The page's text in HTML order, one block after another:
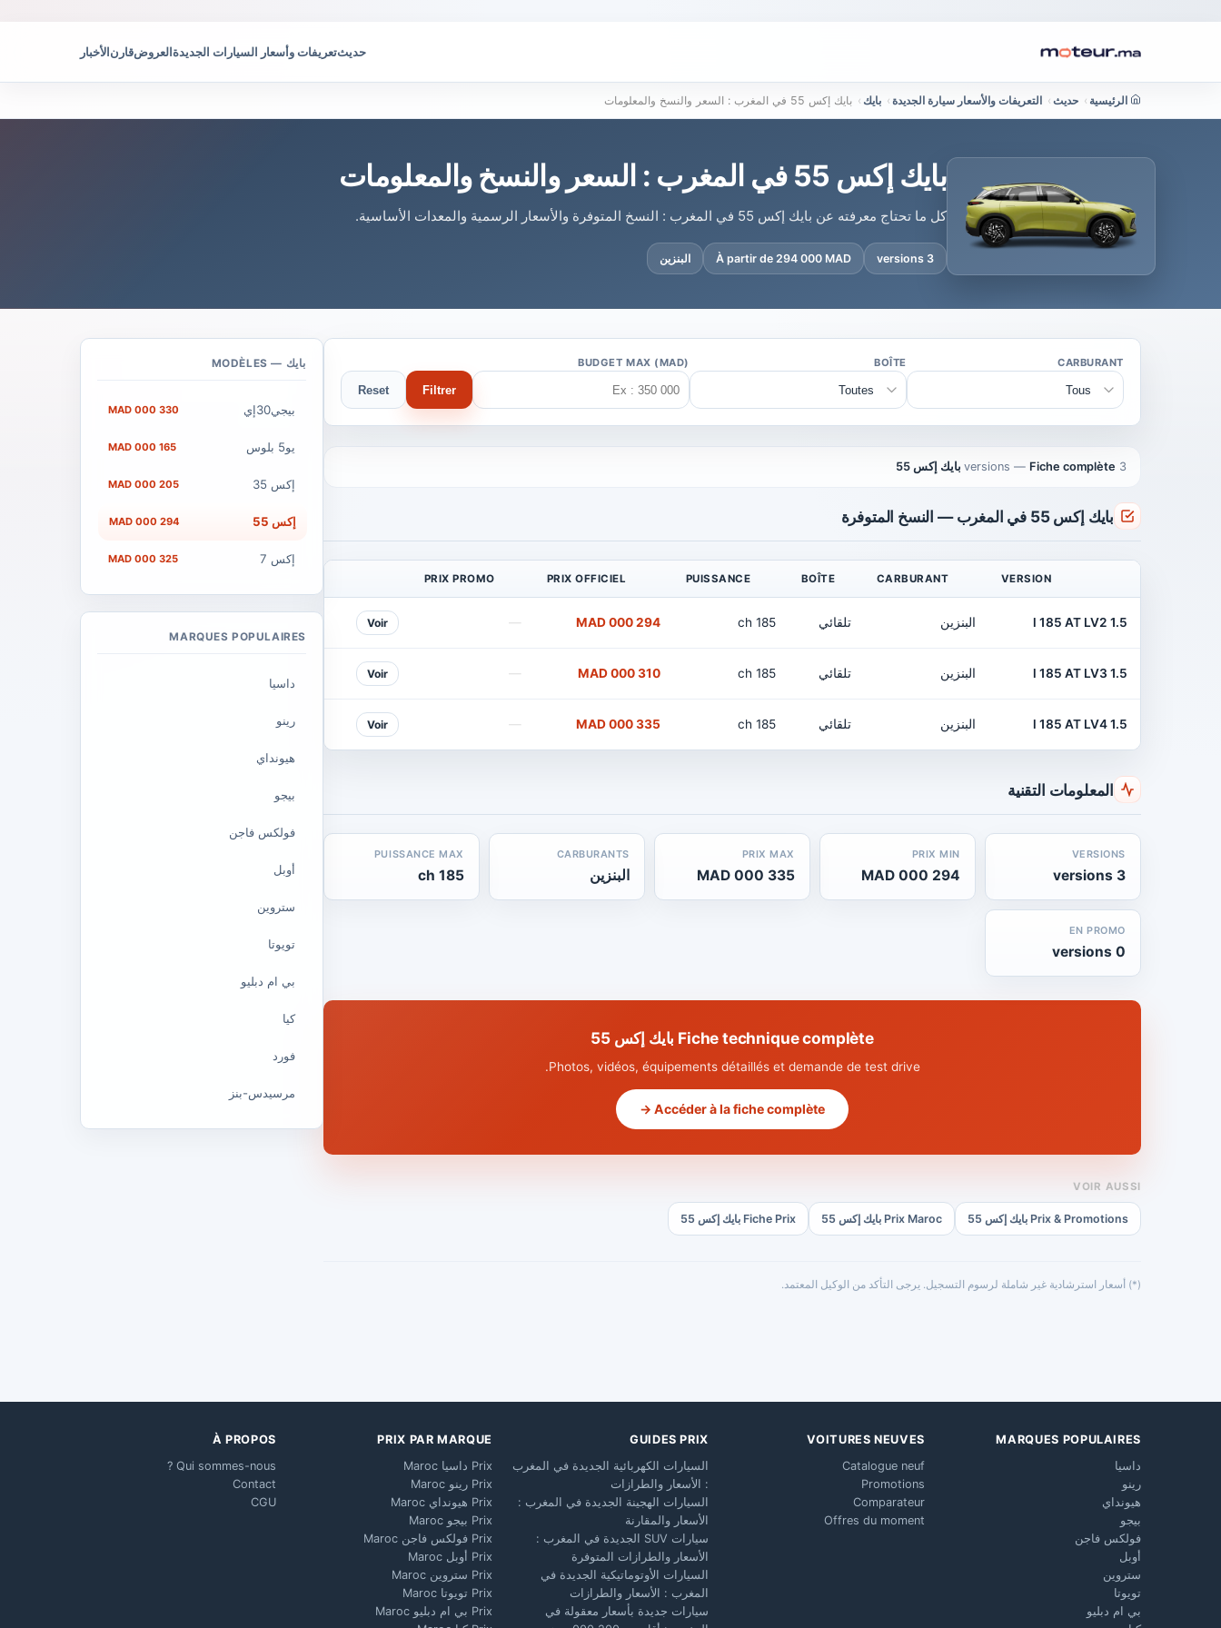
حديثتعريفات وأسعار السيارات الجديدةالعروضقارنالأخبار
الرئيسية › حديث › التعريفات والأسعار سيارة الجديدة › بايك › بايك إكس 55 في المغرب : السعر والنسخ والمعلومات
بايك إكس 55 في المغرب : السعر والنسخ والمعلومات
كل ما تحتاج معرفته عن بايك إكس 55 في المغرب : النسخ المتوفرة والأسعار الرسمية والمعدات الأساسية.
3 versions
À partir de 294 000 MAD البنزين
CARBURANT
BOÎTE
BUDGET MAX (MAD)
Filtrer
Reset
3 versions
— Fiche complète بايك إكس 55
بايك إكس 55 في المغرب — النسخ المتوفرة
VERSION
CARBURANT
BOÎTE
PUISSANCE
PRIX OFFICIEL
PRIX PROMO
1.5 l 185 AT LV2 البنزين تلقائي 185 ch
294 000 MAD
—
Voir
1.5 l 185 AT LV3 البنزين تلقائي 185 ch
310 000 MAD
—
Voir
1.5 l 185 AT LV4 البنزين تلقائي 185 ch
335 000 MAD
—
Voir
المعلومات التقنية
VERSIONS
3 versions
PRIX MIN
294 000 MAD
PRIX MAX
335 000 MAD
CARBURANTS
البنزين
PUISSANCE MAX
185 ch
EN PROMO
0 versions
Fiche technique complète بايك إكس 55
Photos, vidéos, équipements détaillés et demande de test drive.
Accéder à la fiche complète →
VOIR AUSSI
Prix & Promotions بايك إكس 55 Prix Maroc بايك إكس 55 Fiche Prix بايك إكس 55
(*) أسعار استرشادية غير شاملة لرسوم التسجيل. يرجى التأكد من الوكيل المعتمد.
بايك — MODÈLES
بيجي30إي 330 000 MAD
يو5 بلوس 165 000 MAD
إكس 35 205 000 MAD
إكس 55 294 000 MAD
إكس 7 325 000 MAD
MARQUES POPULAIRES
داسيا
رينو
هيونداي
بيجو
فولكس فاجن
أوبل
ستروين
تويوتا
بي ام دبليو
كيا
فورد
مرسيدس-بنز
MARQUES POPULAIRES
داسيا
رينو
هيونداي
بيجو
فولكس فاجن
أوبل
ستروين
تويوتا
بي ام دبليو
VOITURES NEUVES
Catalogue neuf
Promotions
Comparateur
Offres du moment
GUIDES PRIX
السيارات الكهربائية الجديدة في المغرب
: الأسعار والطرازات
السيارات الهجينة الجديدة في المغرب :
الأسعار والمقارنة
سيارات SUV الجديدة في المغرب :
الأسعار والطرازات المتوفرة
السيارات الأوتوماتيكية الجديدة في
المغرب : الأسعار والطرازات
سيارات جديدة بأسعار معقولة في
PRIX PAR MARQUE
Prix داسيا Maroc
Prix رينو Maroc
Prix هيونداي Maroc
Prix بيجو Maroc
Prix فولكس فاجن Maroc
Prix أوبل Maroc
Prix ستروين Maroc
Prix تويوتا Maroc
Prix بي ام دبليو Maroc
À PROPOS
Qui sommes-nous ?
Contact
CGU